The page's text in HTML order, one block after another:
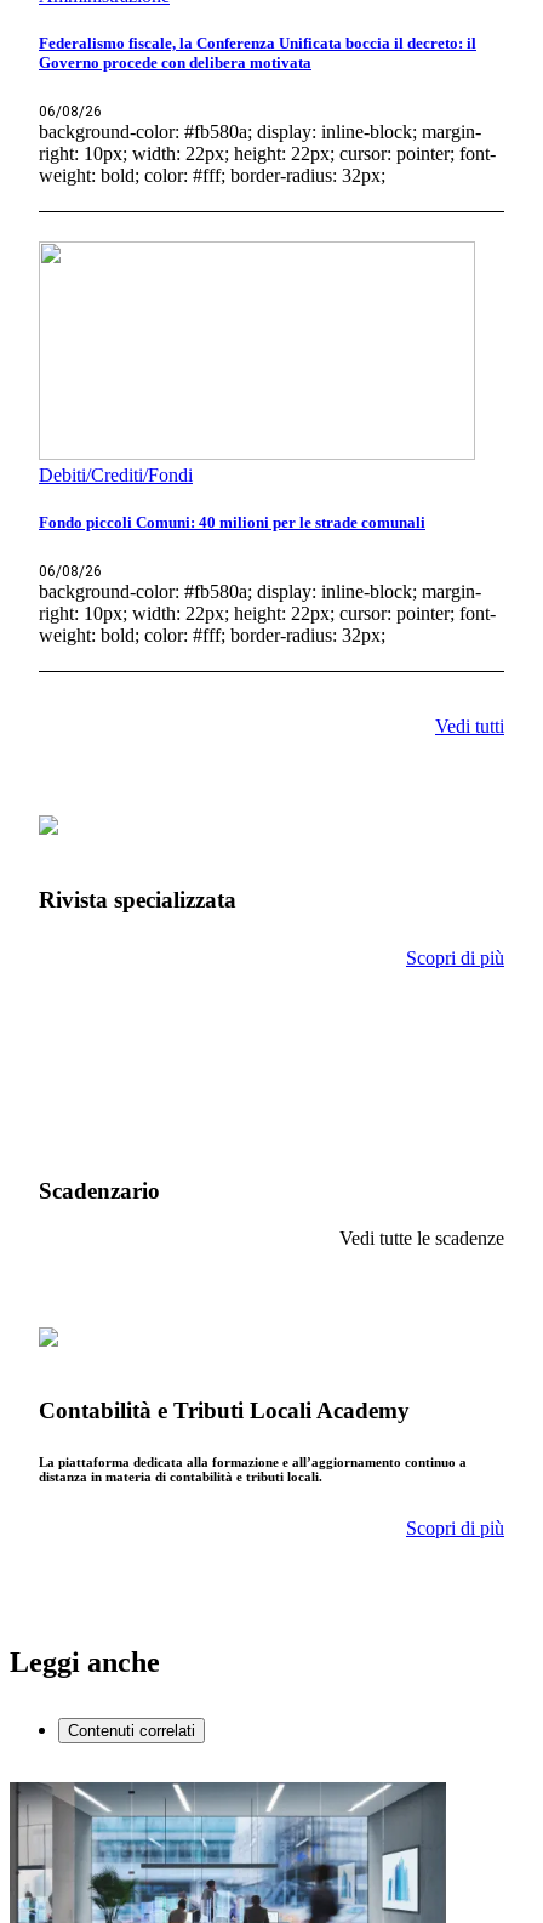
Federalismo fiscale, la Conferenza Unificata boccia il decreto: il
Governo procede con delibera motivata
06/08/26
background-color: #fb580a; display: inline-block; margin-
right: 10px; width: 22px; height: 22px; cursor: pointer; font-
weight: bold; color: #fff; border-radius: 32px;
Debiti/Crediti/Fondi
Fondo piccoli Comuni: 40 milioni per le strade comunali
06/08/26
background-color: #fb580a; display: inline-block; margin-
right: 10px; width: 22px; height: 22px; cursor: pointer; font-
weight: bold; color: #fff; border-radius: 32px;
Vedi tutti
Rivista specializzata
Scopri di più
Scadenzario
Vedi tutte le scadenze
Contabilità e Tributi Locali Academy
La piattaforma dedicata alla formazione e all’aggiornamento continuo a
distanza in materia di contabilità e tributi locali.
Scopri di più
Leggi anche
Contenuti correlati